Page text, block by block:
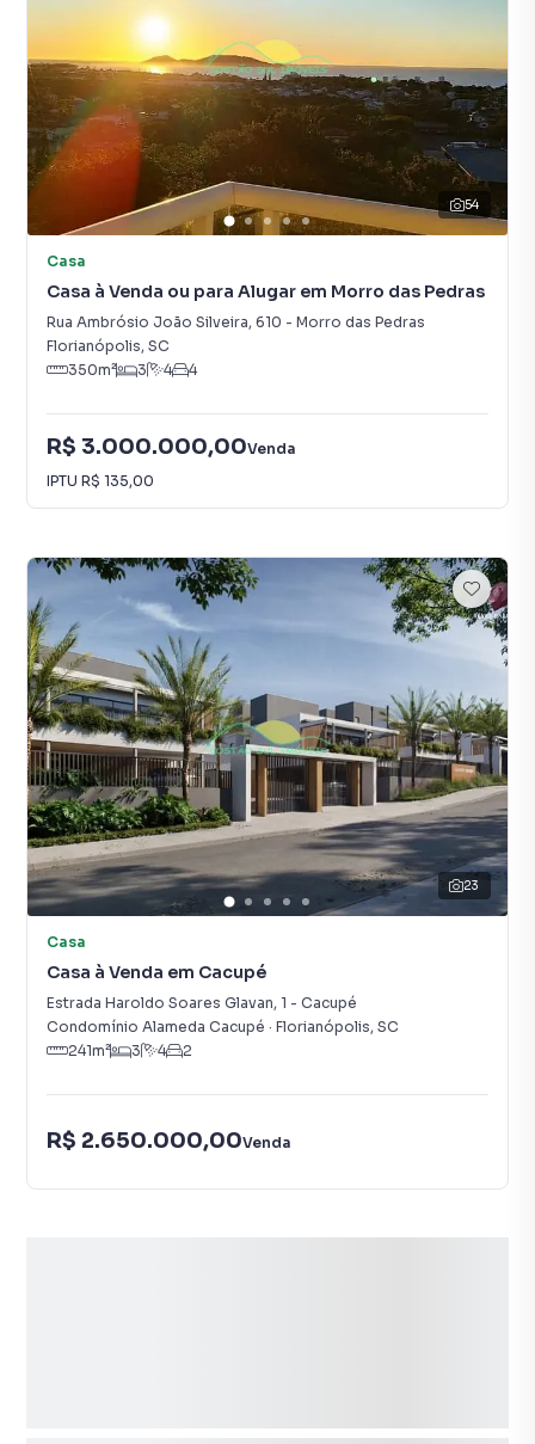
54
Casa
Casa à Venda ou para Alugar em Morro das Pedras
Rua Ambrósio João Silveira, 610 - Morro das Pedras
Florianópolis, SC
350m² 3 4 4
R$ 3.000.000,00Venda
IPTU R$ 135,00
23
Casa
Casa à Venda em Cacupé
Estrada Haroldo Soares Glavan, 1 - Cacupé
Condomínio Alameda Cacupé · Florianópolis, SC
241m² 3 4 2
R$ 2.650.000,00Venda